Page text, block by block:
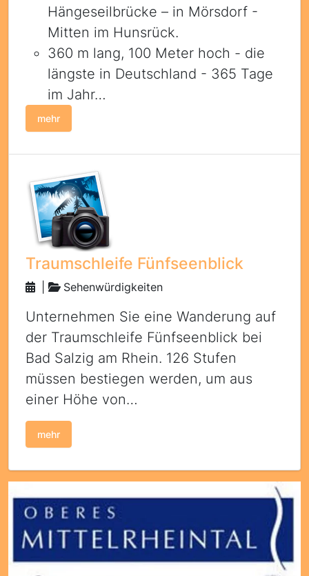
Hängeseilbrücke – in Mörsdorf -
Mitten im Hunsrück.
360 m lang, 100 Meter hoch - die
längste in Deutschland - 365 Tage
im Jahr…
mehr
Traumschleife Fünfseenblick
Sehenwürdigkeiten
Unternehmen Sie eine Wanderung auf
der Traumschleife Fünfseenblick bei
Bad Salzig am Rhein. 126 Stufen
müssen bestiegen werden, um aus
einer Höhe von…
mehr